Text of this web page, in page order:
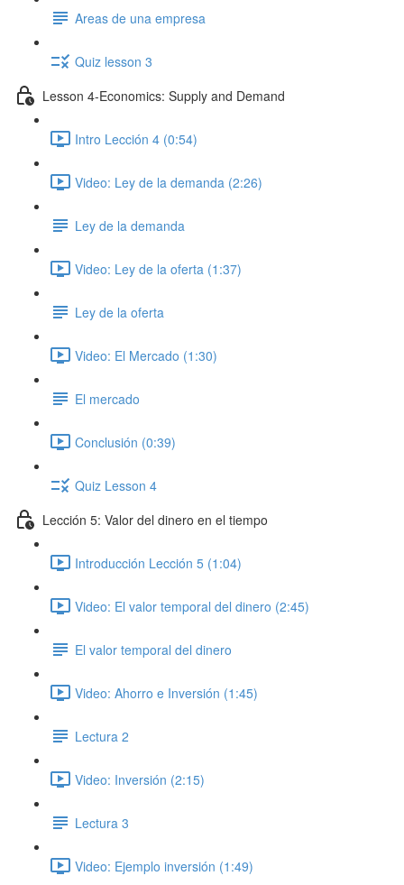
Areas de una empresa
Quiz lesson 3
Lesson 4-Economics: Supply and Demand
Intro Lección 4 (0:54)
Video: Ley de la demanda (2:26)
Ley de la demanda
Video: Ley de la oferta (1:37)
Ley de la oferta
Video: El Mercado (1:30)
El mercado
Conclusión (0:39)
Quiz Lesson 4
Lección 5: Valor del dinero en el tiempo
Introducción Lección 5 (1:04)
Video: El valor temporal del dinero (2:45)
El valor temporal del dinero
Video: Ahorro e Inversión (1:45)
Lectura 2
Video: Inversión (2:15)
Lectura 3
Video: Ejemplo inversión (1:49)